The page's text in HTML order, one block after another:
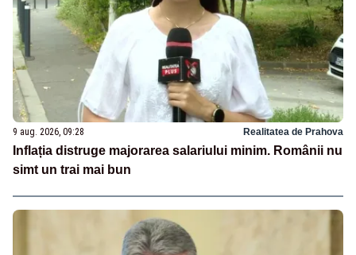
9 aug. 2026, 09:28 Realitatea de Prahova
Inflația distruge majorarea salariului minim. Românii nu
simt un trai mai bun